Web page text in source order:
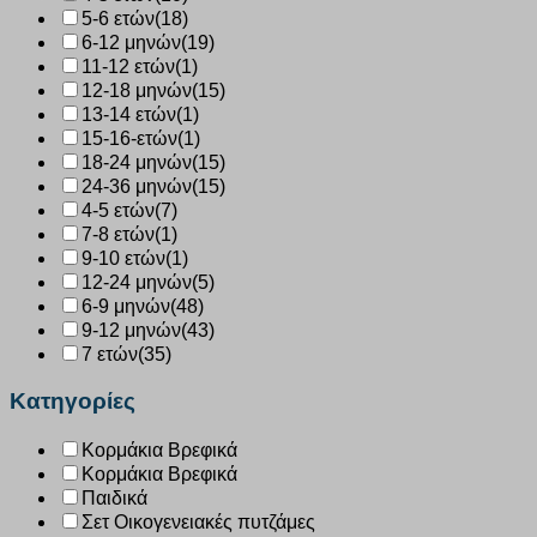
5-6 ετών(18)
6-12 μηνών(19)
11-12 ετών(1)
12-18 μηνών(15)
13-14 ετών(1)
15-16-ετών(1)
18-24 μηνών(15)
24-36 μηνών(15)
4-5 ετών(7)
7-8 ετών(1)
9-10 ετών(1)
12-24 μηνών(5)
6-9 μηνών(48)
9-12 μηνών(43)
7 ετών(35)
Κατηγορίες
Κορμάκια Βρεφικά
Κορμάκια Βρεφικά
Παιδικά
Σετ Οικογενειακές πυτζάμες